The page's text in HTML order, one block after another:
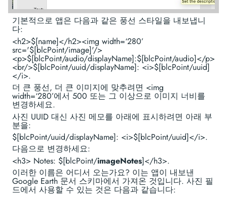
기본적으로 앱은 다음과 같은 풍선 스타일을 내보냅니
다:
<h2>$[name]</h2><img width=‘280’
src='$[blcPoint/image]'/>
<p>$[blcPoint/audio/displayName]:$[blcPoint/audio]</p>
<br/>$[blcPoint/uuid/displayName]: <i>$[blcPoint/uuid]
</i>.
더 큰 풍선, 더 큰 이미지에 맞추려면 <img
width=‘280’에서 500 또는 그 이상으로 이미지 너비를
변경하세요.
사진 UUID 대신 사진 메모를 아래에 표시하려면 아래 부
분을:
$[blcPoint/uuid/displayName]: <i>$[blcPoint/uuid]</i>.
다음으로 변경하세요:
<h3> Notes: $[blcPoint/imageNotes]</h3>.
이러한 이름은 어디서 오는가요? 이는 앱이 내보낸
Google Earth 문서 스키마에서 가져온 것입니다. 사진 필
드에서 사용할 수 있는 것은 다음과 같습니다: